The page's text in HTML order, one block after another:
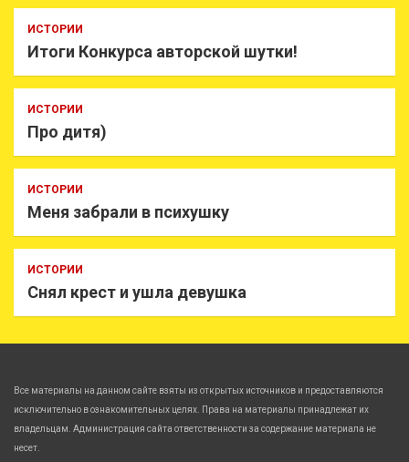
ИСТОРИИ
Итоги Конкурса авторской шутки!
ИСТОРИИ
Про дитя)
ИСТОРИИ
Меня забрали в психушку
ИСТОРИИ
Снял крест и ушла девушка
Все материалы на данном сайте взяты из открытых источников и предоставляются
исключительно в ознакомительных целях. Права на материалы принадлежат их
владельцам. Администрация сайта ответственности за содержание материала не
несет.